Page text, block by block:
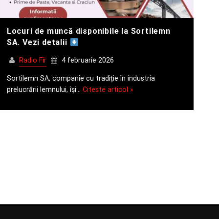
Locuri de muncă disponibile la Sortilemn
SA. Vezi detalii
Radio Fir 4 februarie 2026
Sortilemn SA, companie cu tradiție în industria
prelucrării lemnului, își… Citeste articol »